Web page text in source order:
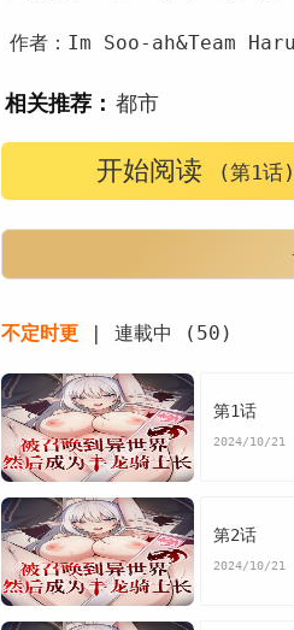
作者：Im Soo-ah&Team
相关推荐： 都市
开始阅读 (第1话)
不定时更 | 連載中 (50)
第1话
2024/10/21
第2话
2024/10/21